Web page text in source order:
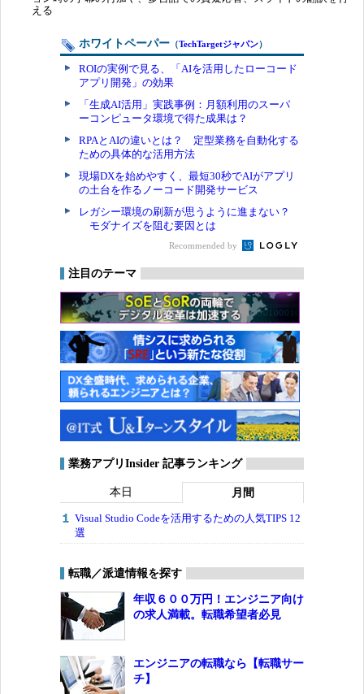
える
ホワイトペーパー （TechTargetジャパン）
ROIの実例で見る、「AIを活用したローコード
アプリ開発」の効果
「生成AI活用」実践事例：月額利用のスーパ
ーコンピュータ環境で得た成果は？
RPAとAIの違いとは？ 定型業務を自動化する
ための具体的な活用方法
現場DXを始めやすく、最短30秒でAIがアプリ
の土台を作るノーコード開発サービス
レガシー環境の刷新が思うように進まない？
モダナイズを阻む要因とは
Recommended by
注目のテーマ
業務アプリInsider 記事ランキング
本日 月間
Visual Studio Codeを活用するための人気TIPS 12
選
転職／派遣情報を探す
年収６００万円！エンジニア向け
の求人満載。転職希望者必見
エンジニアの転職なら【転職サー
チ】